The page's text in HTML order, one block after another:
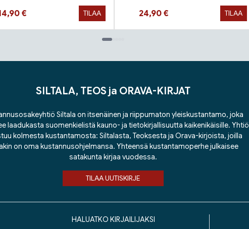
nyt
€ TILAA Hinta nyt
24,90 € TILAA
SILTALA, TEOS ja ORAVA-KIRJAT
Siltala on itsenäinen ja riippumaton yleiskustantamo, joka
laadukasta suomenkielistä kauno- ja tietokirjallisuutta kaikenikäisille. Yhtiö
kolmesta kustantamosta: Siltalasta, Teoksesta ja Orava-kirjoista, joilla
on oma kustannusohjelmansa. Yhteensä kustantamoperhe julkaisee
satakunta kirjaa vuodessa.
TILAA UUTISKIRJE
HALUATKO KIRJAILIJAKSI